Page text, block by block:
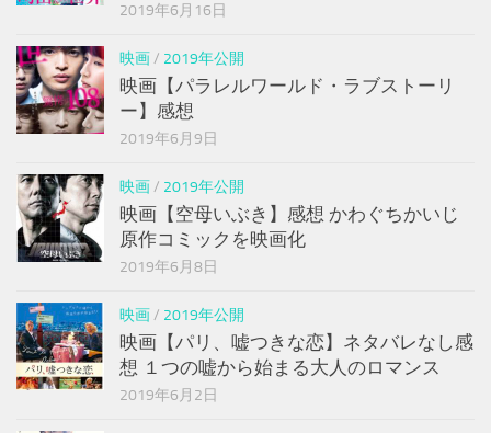
2019年6月16日
映画/ 2019年公開
映画【パラレルワールド・ラブストーリ
ー】感想
2019年6月9日
映画/ 2019年公開
映画【空母いぶき】感想 かわぐちかいじ
原作コミックを映画化
2019年6月8日
映画/ 2019年公開
映画【パリ、嘘つきな恋】ネタバレなし感
想 １つの嘘から始まる大人のロマンス
2019年6月2日